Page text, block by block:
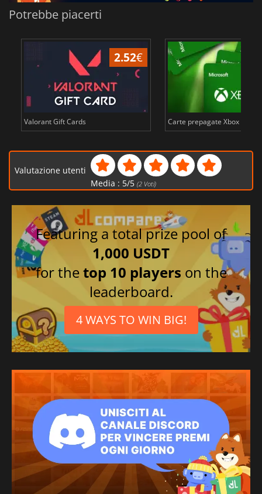
Potrebbe piacerti
2.52€
Valorant Gift Cards Carte prepagate Xbox Live
Valutazione utenti
Media : 5/5 (2Voti)
Featuring a total prize pool of
1,000 USDT
for thetop 10 players on the
leaderboard.
4 WAYS TO WIN BIG!